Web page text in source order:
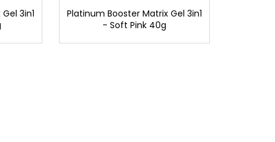
3in1
Platinum Booster Matrix Gel 3in1
- Soft Pink 40g